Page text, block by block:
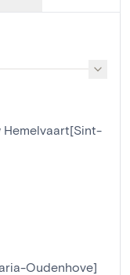
Hemelvaart[Sint-
Oudenhove]